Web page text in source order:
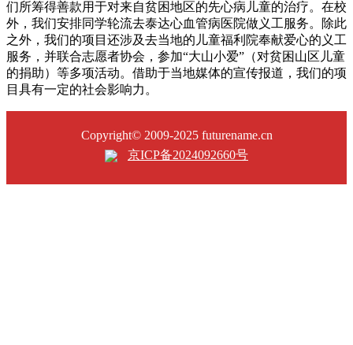
们所筹得善款用于对来自贫困地区的先心病儿童的治疗。在校
外，我们安排同学轮流去泰达心血管病医院做义工服务。除此
之外，我们的项目还涉及去当地的儿童福利院奉献爱心的义工
服务，并联合志愿者协会，参加“大山小爱”（对贫困山区儿童
的捐助）等多项活动。借助于当地媒体的宣传报道，我们的项
目具有一定的社会影响力。
Copyright© 2009-2025 futurename.cn
京ICP备2024092660号